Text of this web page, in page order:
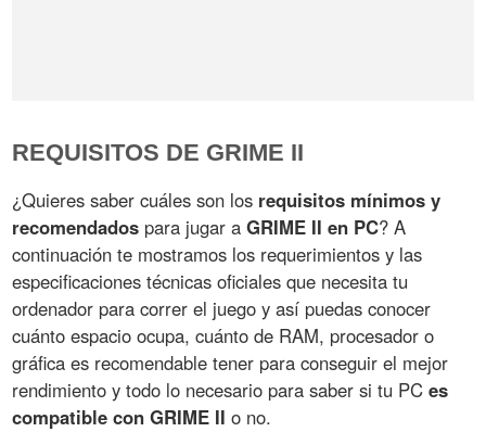
REQUISITOS DE GRIME II
¿Quieres saber cuáles son los requisitos mínimos y
recomendados para jugar aGRIME II en PC? A
continuación te mostramos los requerimientos y las
especificaciones técnicas oficiales que necesita tu
ordenador para correr el juego y así puedas conocer
cuánto espacio ocupa, cuánto de RAM, procesador o
gráfica es recomendable tener para conseguir el mejor
rendimiento y todo lo necesario para saber si tu PCes
compatible con GRIME II o no.